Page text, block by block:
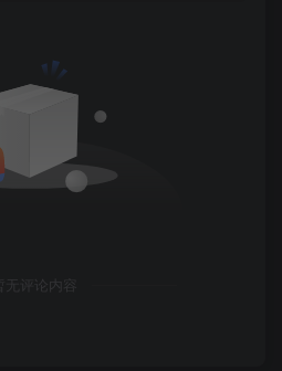
暂无评论内容